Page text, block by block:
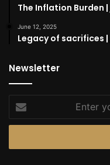
June 12, 2025
Newsletter
your
Email